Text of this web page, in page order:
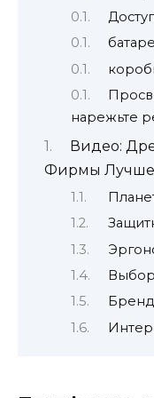
нарежьте
Видео:
Фирмы Лучше